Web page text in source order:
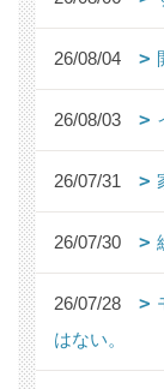
26/08/04
26/08/03
26/07/31
26/07/30
26/07/28
はない。